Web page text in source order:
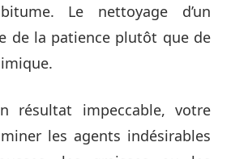
Le nettoyage d’un
de la patience plutôt que de
résultat impeccable, votre
les agents indésirables